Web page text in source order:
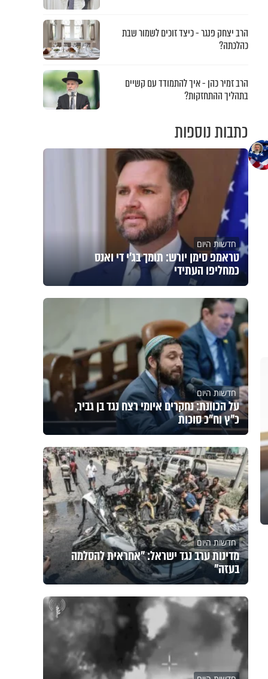
הרב יצחק פנגר - כיצד זוכים לשמור שבת
כהלכתה?
הרב זמיר כהן - איך להתמודד עם קשיים
בתהליך ההתחזקות?
כתבות נוספות
חדשות היום
טראמפ סימן יורש: תומך בג'י די ואנס
כמחליפו העתידי
חדשות היום
על הכוונת: נחקרים איומי רצח נגד בן גביר,
כ"ץ וח"כ סוכות
חדשות היום
מדינות ערב נגד ישראל: "אחראית להסלמה
בעזה"